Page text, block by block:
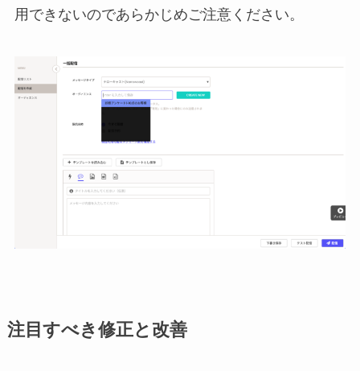
用できないのであらかじめご注意ください。
注目すべき修正と改善